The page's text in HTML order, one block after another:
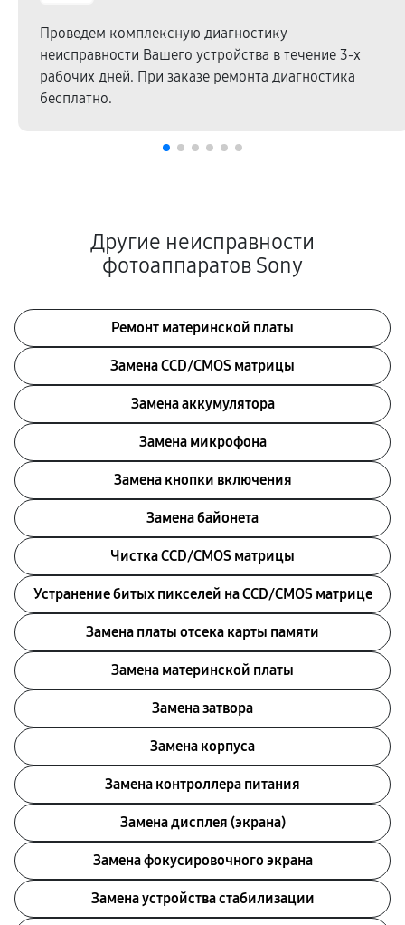
Проведем комплексную диагностику
неисправности Вашего устройства в течение 3-х
рабочих дней. При заказе ремонта диагностика
бесплатно.
Другие неисправности
фотоаппаратов Sony
Ремонт материнской платы
Замена CCD/CMOS матрицы
Замена аккумулятора
Замена микрофона
Замена кнопки включения
Замена байонета
Чистка CCD/CMOS матрицы
Устранение битых пикселей на CCD/CMOS матрице
Замена платы отсека карты памяти
Замена материнской платы
Замена затвора
Замена корпуса
Замена контроллера питания
Замена дисплея (экрана)
Замена фокусировочного экрана
Замена устройства стабилизации